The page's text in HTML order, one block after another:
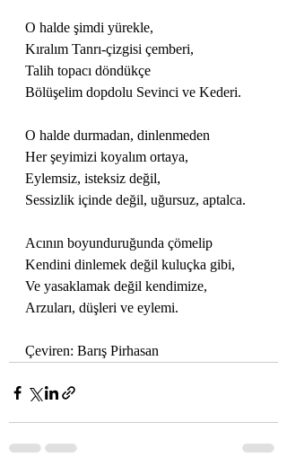
O halde şimdi yürekle,
Kıralım Tanrı-çizgisi çemberi,
Talih topacı döndükçe
Bölüşelim dopdolu Sevinci ve Kederi.
O halde durmadan, dinlenmeden
Her şeyimizi koyalım ortaya,
Eylemsiz, isteksiz değil,
Sessizlik içinde değil, uğursuz, aptalca.
Acının boyunduruğunda çömelip
Kendini dinlemek değil kuluçka gibi,
Ve yasaklamak değil kendimize,
Arzuları, düşleri ve eylemi.
Çeviren: Barış Pirhasan